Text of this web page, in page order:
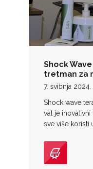
Shock
tretman za
7. svibnja 2024.
Shock wave
val je
sve više koristi